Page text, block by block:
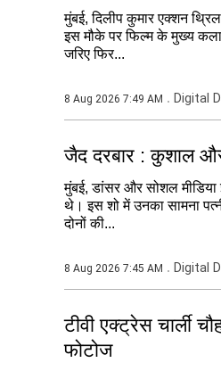
मुंबई, दिलीप कुमार एक्शन
इस मौके पर फिल्म के मुख्य
जरिए फिर...
8 Aug 2026 7:49 AM Digital
जैद दरबार : कुशाल
मुंबई, डांसर और सोशल
थे। इस शो में उनका सामना
दोनों की...
8 Aug 2026 7:45 AM Digital
टीवी एक्ट्रेस चार्ली
फोटोज